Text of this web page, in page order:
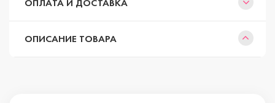
ОПЛАТА И ДОСТАВКА
ОПИСАНИЕ ТОВАРА